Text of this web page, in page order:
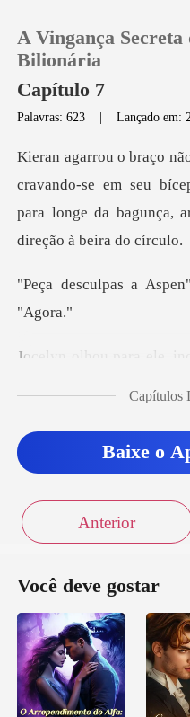
Loja
Histórico
Sair
A Vingança
Bilionária
Capítulo 7
Palavras: 623 |Lançado em:
ndo-se em seu
para longe da ba
Capítulos
Baixe o
Anterior
Você deve gostar